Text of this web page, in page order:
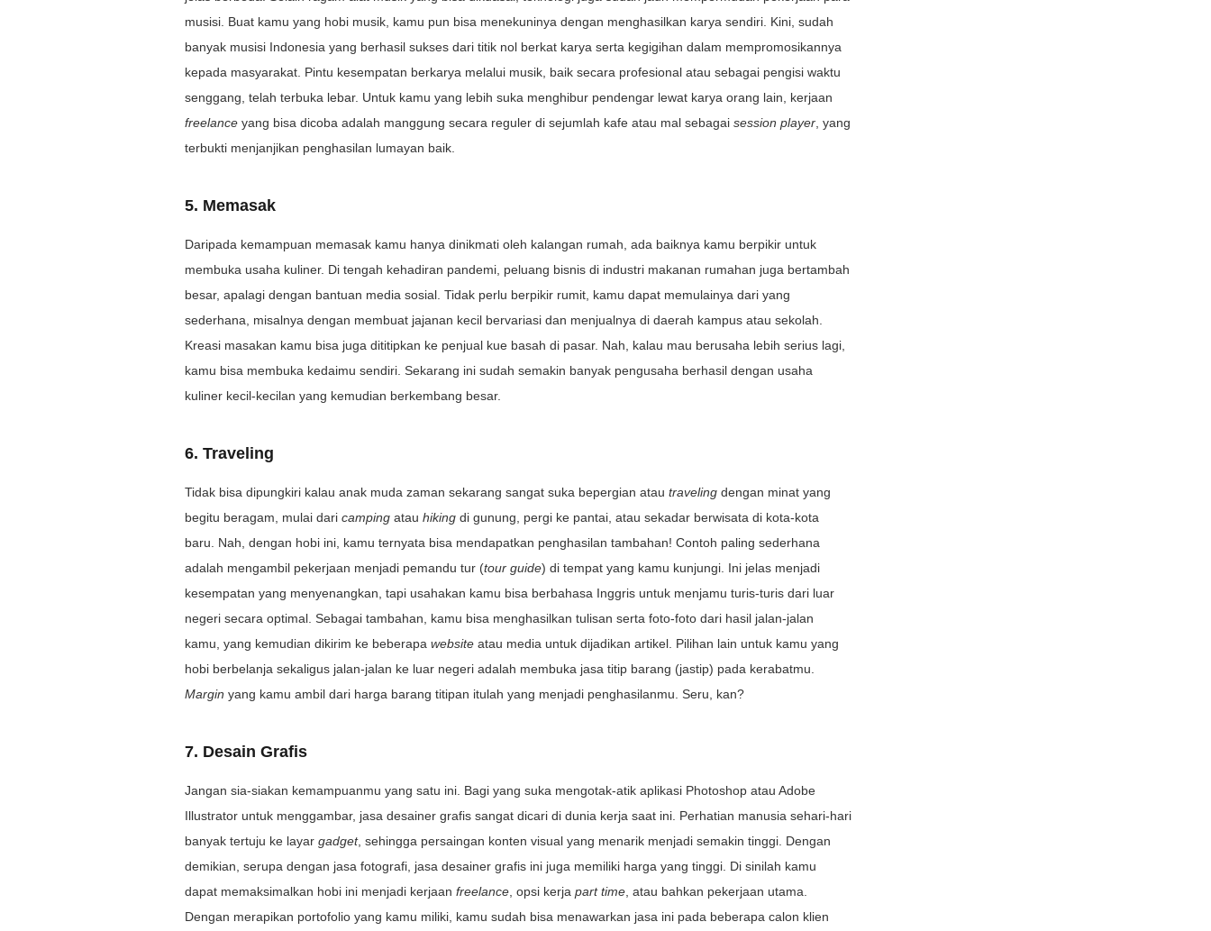
musisi. Buat kamu yang hobi musik, kamu pun bisa menekuninya dengan menghasilkan karya sendiri. Kini, sudah
banyak musisi Indonesia yang berhasil sukses dari titik nol berkat karya serta kegigihan dalam mempromosikannya
kepada masyarakat. Pintu kesempatan berkarya melalui musik, baik secara profesional atau sebagai pengisi waktu
senggang, telah terbuka lebar. Untuk kamu yang lebih suka menghibur pendengar lewat karya orang lain, kerjaan
freelance yang bisa dicoba adalah manggung secara reguler di sejumlah kafe atau mal sebagai session player, yang
terbukti menjanjikan penghasilan lumayan baik.
5. Memasak
Daripada kemampuan memasak kamu hanya dinikmati oleh kalangan rumah, ada baiknya kamu berpikir untuk
membuka usaha kuliner. Di tengah kehadiran pandemi, peluang bisnis di industri makanan rumahan juga bertambah
besar, apalagi dengan bantuan media sosial. Tidak perlu berpikir rumit, kamu dapat memulainya dari yang
sederhana, misalnya dengan membuat jajanan kecil bervariasi dan menjualnya di daerah kampus atau sekolah.
Kreasi masakan kamu bisa juga dititipkan ke penjual kue basah di pasar. Nah, kalau mau berusaha lebih serius lagi,
kamu bisa membuka kedaimu sendiri. Sekarang ini sudah semakin banyak pengusaha berhasil dengan usaha
kuliner kecil-kecilan yang kemudian berkembang besar.
6. Traveling
Tidak bisa dipungkiri kalau anak muda zaman sekarang sangat suka bepergian atau travelingdengan minat yang
begitu beragam, mulai dari campingatau hiking di gunung, pergi ke pantai, atau sekadar berwisata di kota-kota
baru. Nah, dengan hobi ini, kamu ternyata bisa mendapatkan penghasilan tambahan! Contoh paling sederhana
adalah mengambil pekerjaan menjadi pemandu tur (tour guide) di tempat yang kamu kunjungi. Ini jelas menjadi
kesempatan yang menyenangkan, tapi usahakan kamu bisa berbahasa Inggris untuk menjamu turis-turis dari luar
negeri secara optimal. Sebagai tambahan, kamu bisa menghasilkan tulisan serta foto-foto dari hasil jalan-jalan
kamu, yang kemudian dikirim ke beberapa websiteatau media untuk dijadikan artikel. Pilihan lain untuk kamu yang
hobi berbelanja sekaligus jalan-jalan ke luar negeri adalah membuka jasa titip barang (jastip) pada kerabatmu.
Margin yang kamu ambil dari harga barang titipan itulah yang menjadi penghasilanmu. Seru, kan?
7. Desain Grafis
Jangan sia-siakan kemampuanmu yang satu ini. Bagi yang suka mengotak-atik aplikasi Photoshop atau Adobe
Illustrator untuk menggambar, jasa desainer grafis sangat dicari di dunia kerja saat ini. Perhatian manusia sehari-hari
banyak tertuju ke layar gadget, sehingga persaingan konten visual yang menarik menjadi semakin tinggi. Dengan
demikian, serupa dengan jasa fotografi, jasa desainer grafis ini juga memiliki harga yang tinggi. Di sinilah kamu
dapat memaksimalkan hobi ini menjadi kerjaan freelance, opsi kerja part time, atau bahkan pekerjaan utama.
Dengan merapikan portofolio yang kamu miliki, kamu sudah bisa menawarkan jasa ini pada beberapa calon klien